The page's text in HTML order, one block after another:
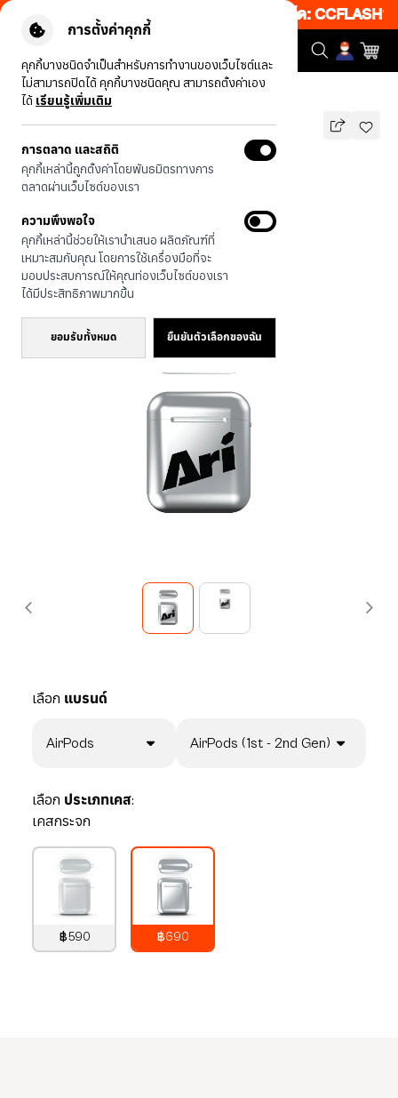
การตั้งค่าคุกกี้
คุกกี้บางชนิดจำเป็นสำหรับการทำงานของเว็บไซต์และ
ไม่สามารถปิดได้ คุกกี้บางชนิดคุณ สามารถตั้งค่าเอง
ได้ เรียนรู้เพิ่มเติม
การตลาด และสถิติ
คุกกี้เหล่านี้ถูกตั้งค่าโดยพันธมิตรทางการ
ตลาดผ่านเว็บไซต์ของเรา
ความพึงพอใจ
คุกกี้เหล่านี้ช่วยให้เรานำเสนอ ผลิตภัณฑ์ที่
เหมาะสมกับคุณ โดยการใช้เครื่องมือที่จะ
มอบประสบการณ์ให้คุณท่องเว็บไซต์ของเรา
ได้มีประสิทธิภาพมากขึ้น
ยอมรับทั้งหมด ยืนยันตัวเลือกของฉัน
50% เพียงช้อป 1 ชิ้น เริ่มคืนนี้ 19.00-00.00 โค้ด: CCFLASH1|
รุ่นทั้งหมด ARI Pure Mode
ARI Pure Mode
690 บาท
ประหยัดไป 200
🔥 ลด 200.- ขั้นต่ำ 1,000.- โค้ด:
EOSS200
เลือก แบรนด์
AirPods AirPods (1st - 2nd Gen)
เลือก ประเภทเคส:
เคสกระจก
฿590
฿690